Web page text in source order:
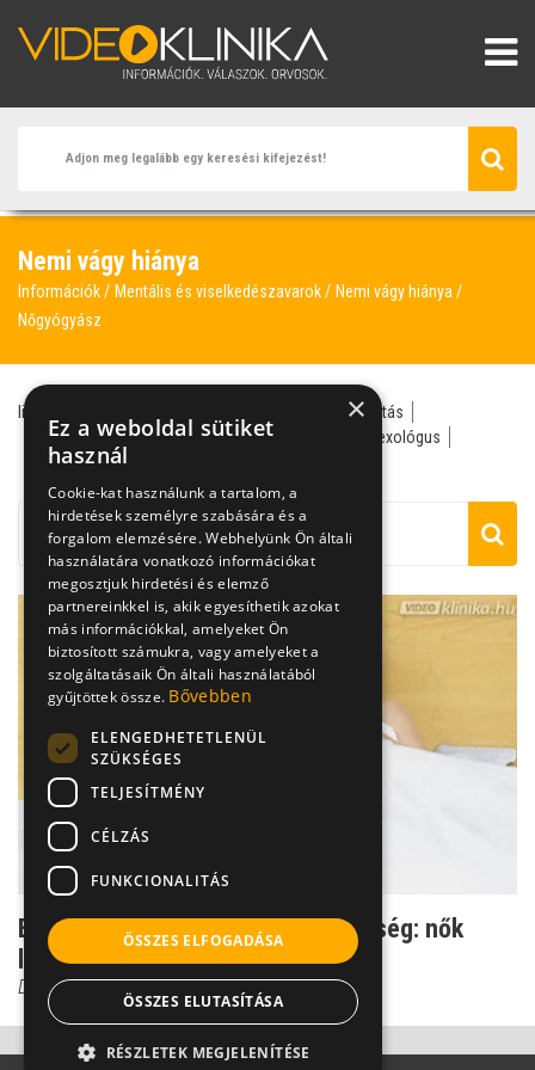
Nemi vágy hiánya
Információk Mentális és viselkedészavarok
Nemi vágy hiánya
Nőgyógyász
libidó
aszexualitás
nemi vágy hiánya
nőgyógyász önkielégítés
szexológus
szexualitás
Egy megdöbbentően gyakori jelenség: nők
libidó nélkül
Dr. Novák Zoltán
×
Ez a weboldal sütiket
használ
Cookie-kat használunk a tartalom, a
hirdetések személyre szabására és a
forgalom elemzésére. Webhelyünk Ön általi
használatára vonatkozó információkat
megosztjuk hirdetési és elemző
partnereinkkel is, akik egyesíthetik azokat
más információkkal, amelyeket Ön
biztosított számukra, vagy amelyeket a
szolgáltatásaik Ön általi használatából
gyűjtöttek össze. Bővebben
ELENGEDHETETLENÜL
SZÜKSÉGES
TELJESÍTMÉNY
CÉLZÁS
FUNKCIONALITÁS
ÖSSZES ELFOGADÁSA
ÖSSZES ELUTASÍTÁSA
RÉSZLETEK MEGJELENÍTÉSE